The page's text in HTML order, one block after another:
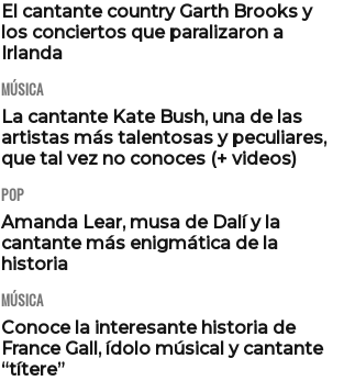
El cantante country Garth Brooks y
los conciertos que paralizaron a
Irlanda
MÚSICA
La cantante Kate Bush, una de las
artistas más talentosas y peculiares,
que tal vez no conoces (+ videos)
POP
Amanda Lear, musa de Dalí y la
cantante más enigmática de la
historia
MÚSICA
Conoce la interesante historia de
France Gall, ídolo músical y cantante
“títere”